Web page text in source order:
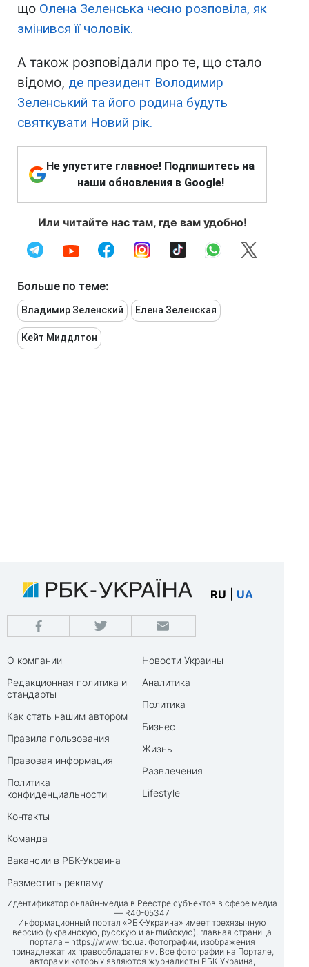
що Олена Зеленська чесно розповіла, як
змінився її чоловік.
А також розповідали про те, що стало
відомо, де президент Володимир
Зеленський та його родина будуть
святкувати Новий рік.
Не упустите главное! Подпишитесь на
наши обновления в Google!
Или читайте нас там, где вам удобно!
Больше по теме:
Владимир Зеленский Елена Зеленская
Кейт Миддлтон
RU UA
О компании
Редакционная политика и
стандарты
Как стать нашим автором
Правила пользования
Правовая информация
Политика
конфиденциальности
Контакты
Команда
Вакансии в РБК-Украина
Разместить рекламу
Новости Украины
Аналитика
Политика
Бизнес
Жизнь
Развлечения
Lifestyle
Идентификатор онлайн-медиа в Реестре субъектов в сфере медиа
— R40-05347
Информационный портал «РБК-Украина» имеет трехязычную
версию (украинскую, русскую и английскую), главная страница
портала – https://www.rbc.ua. Фотографии, изображения
принадлежат их правообладателям. Все фотографии на Портале,
авторами которых являются журналисты РБК-Украина,